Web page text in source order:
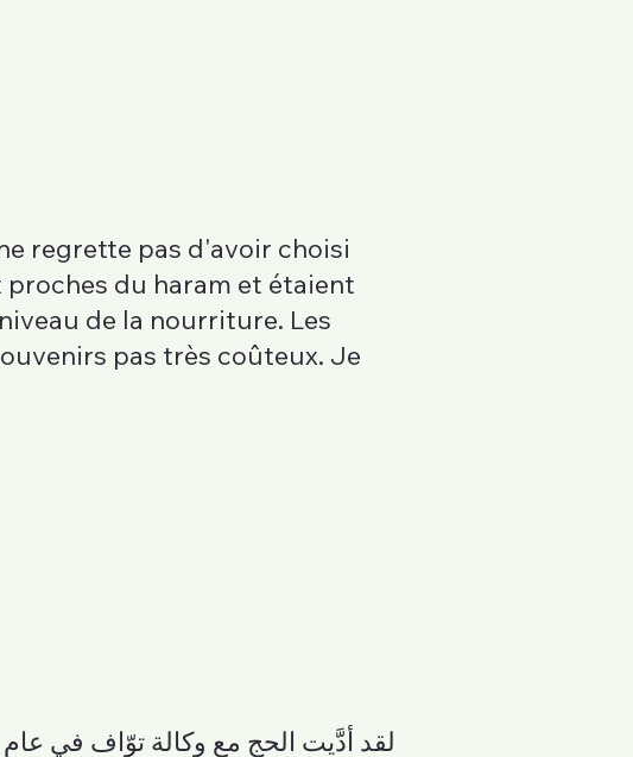
regrette pas d'avoir choisi
du haram et étaient
de la nourriture. Les
pas très coûteux. Je